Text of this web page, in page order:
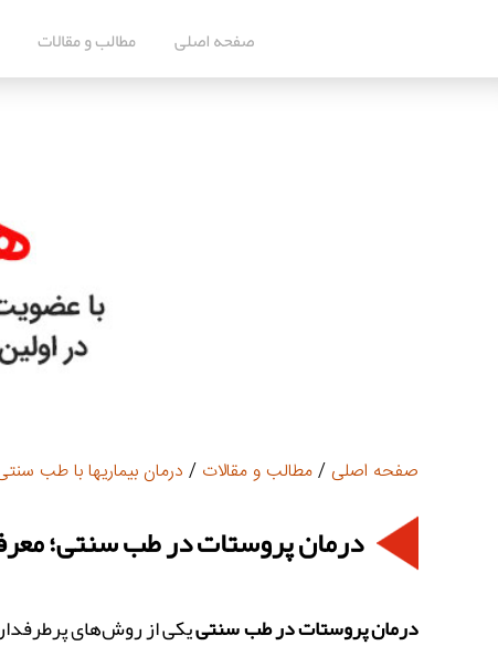
صفحه اصلی مطالب و مقالات
صفحه اصلی / مطالب و مقالات / درمان بیماریها با طب
درمان پروستات در طب سنتی؛
درمان پروستات در طب سنتییکی از روش‌های